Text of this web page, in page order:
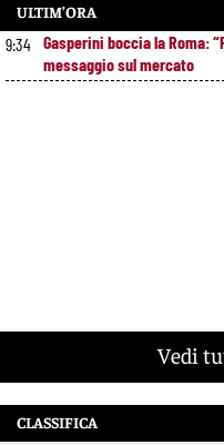
ULTIM’ORA
9:34 Gasperini boccia la Roma:
messaggio sul mercato
Vedi
CLASSIFICA